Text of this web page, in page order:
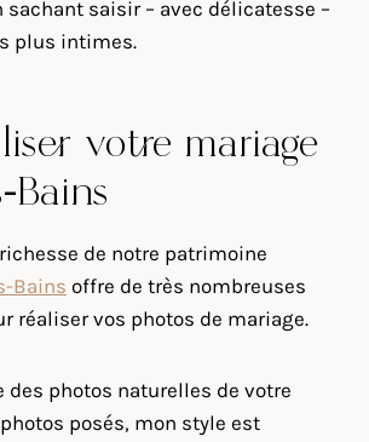
sachant saisir – avec délicatesse –
plus intimes.
votre mariage
Bains
de notre patrimoine
Bains offre de très nombreuses
réaliser vos photos de mariage.
des photos naturelles de votre
posés, mon style est